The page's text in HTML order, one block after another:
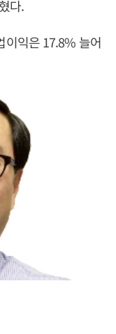
다.
이익은 17.8% 늘어